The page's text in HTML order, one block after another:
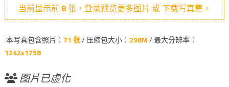
当前显示前 8张，登录预览更多图片 或 下载写真集。
本写真包含照片： 71 张/ 压缩包大小： 298M/ 最大分辨率：
1242x1758
图片已虚化